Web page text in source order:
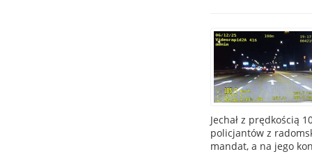
Jechał z prędkością
policjantów z
mandat, a na jego